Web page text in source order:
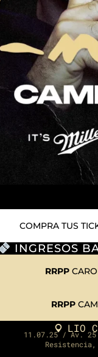
COMPRA TUS
INGRESOS
RRPP
RRPP
LIO
11.07.25 / Av. 25
Resistencia,